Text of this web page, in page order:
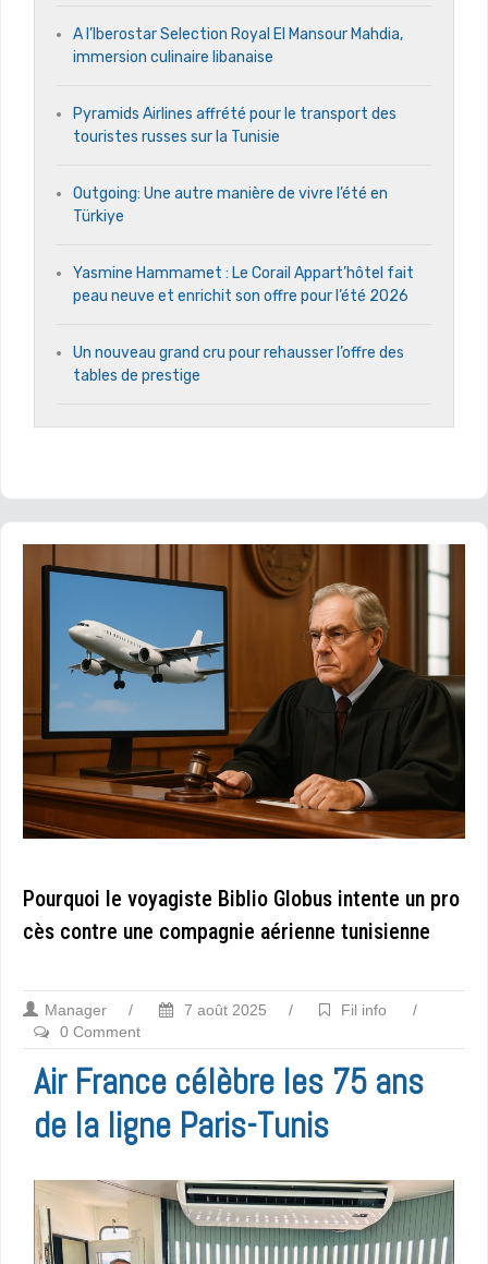
A l’Iberostar Selection Royal El Mansour Mahdia,
immersion culinaire libanaise
Pyramids Airlines affrété pour le transport des
touristes russes sur la Tunisie
Outgoing: Une autre manière de vivre l’été en
Türkiye
Yasmine Hammamet : Le Corail Appart’hôtel fait
peau neuve et enrichit son offre pour l’été 2026
Un nouveau grand cru pour rehausser l’offre des
tables de prestige
Pourquoi le voyagiste Biblio Globus intente un pro
cès contre une compagnie aérienne tunisienne
Manager / 7 août 2025 / Fil info
/
0 Comment
Air France célèbre les 75 ans
de la ligne Paris-Tunis